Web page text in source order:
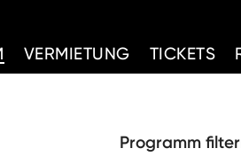
VERMIETUNG TICKETS
Programm